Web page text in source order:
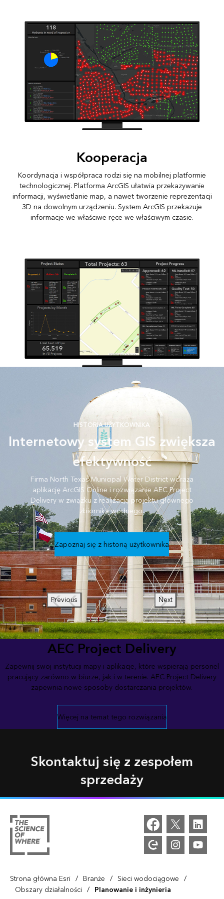
Kooperacja
Koordynacja i współpraca rodzi się na mobilnej platformie
technologicznej. Platforma ArcGIS ułatwia przekazywanie
informacji, wyświetlanie map, a nawet tworzenie reprezentacji
3D na dowolnym urządzeniu. System ArcGIS przekazuje
informacje we właściwe ręce we właściwym czasie.
HISTORIA UŻYTKOWNIKA
Internetowy system GIS zwiększa
efektywność
Firma North Texas Municipal Water District wdraża
aplikację ArcGIS Online i rozwiązanie AEC Project
Delivery w związku z realizacją projektu głównego
zbiornika wodnego.
Zapoznaj się z historią użytkownika
Previous Next
AEC Project Delivery
Zapewnij swoj instytucji mapy i aplikacje, które wspierają personel
pracujący zarówno w biurze, jak i w terenie. AEC Project Delivery
zapewnia nowe sposoby dostarczania projektów.
Więcej na temat tego rozwiązania
Skontaktuj się z zespołem
sprzedaży
Strona główna Esri / Branże / Sieci wodociągowe /
Obszary działalności / Planowanie i inżynieria